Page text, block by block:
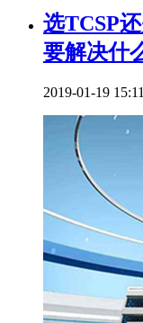
选TCSP
要解决什
2019-01-19